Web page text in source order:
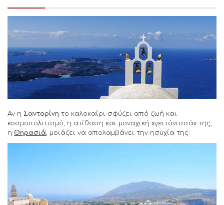
Αν η Σαντορίνη το καλοκαίρι σφύζει από ζωή και
κοσμοπολιτισμό, η ατίθαση και μοναχική «γειτόνισσά» της,
η Θηρασιά, μοιάζει να απολαμβάνει την ησυχία της.